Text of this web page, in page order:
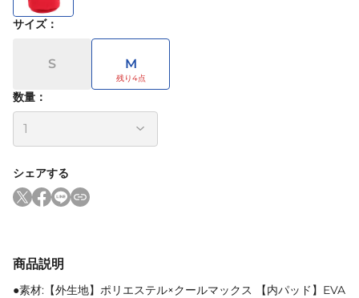
サイズ：
S M
数量：
シェアする
商品説明
●素材:【外生地】ポリエステル×クールマックス 【内パッド】EVA